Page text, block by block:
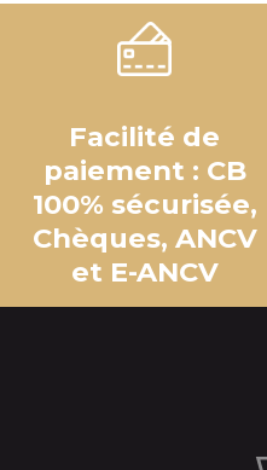
Facilité de
paiement : CB
100% sécurisée,
Chèques, ANCV
et E-ANCV